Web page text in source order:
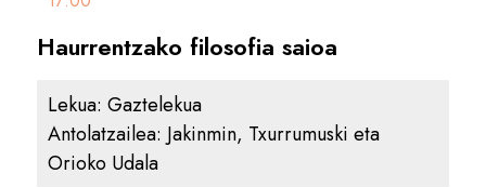
Haurrentzako filosofia saioa
Lekua:Gaztelekua
Antolatzailea: Jakinmin, Txurrumuski eta
Orioko Udala